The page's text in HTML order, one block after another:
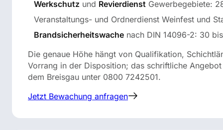
Werkschutz und Revierdienst Gewerbegebiete:
Veranstaltungs- und Ordnerdienst Weinfest und
Brandsicherheitswache nach DIN 14096-2: 30
Die genaue Höhe hängt von Qualifikation,
Vorrang in der Disposition; das schriftliche
dem Breisgau unter 0800 7242501.
Jetzt Bewachung anfragen